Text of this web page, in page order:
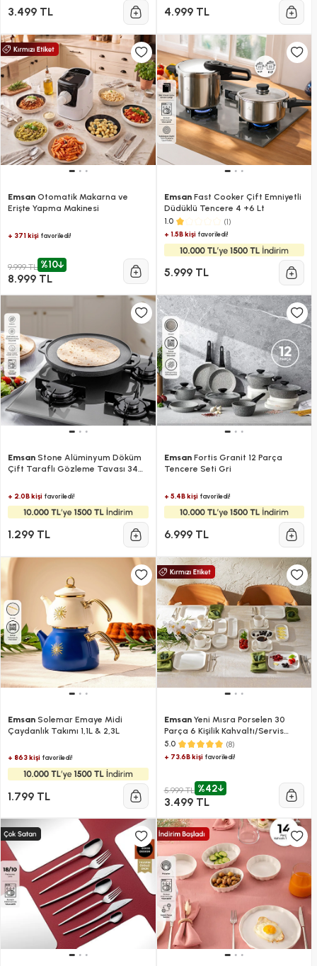
3.499 TL 4.999 TL
Emsan Otomatik Makarna ve
Erişte Yapma Makinesi
+ 371 kişi favoriledi!
9.999 TL %10
8.999 TL
EmsanFast Cooker Çift Emniyetli
Düdüklü Tencere 4 +6 Lt
1.0 (1)
+ 1.5B kişifavoriledi!
5.999 TL
Emsan Stone Alüminyum Döküm
Çift Taraflı Gözleme Tavası 34
+ 2.0B kişi favoriledi!
1.299 TL
EmsanFortis Granit 12 Parça
Tencere Seti Gri
+ 5.4B kişifavoriledi!
6.999 TL
Emsan Solemar Emaye Midi
Çaydanlık Takımı 1,1L & 2,3L
+ 863 kişi favoriledi!
1.799 TL
EmsanYeni Mısra Porselen 30
Parça 6 Kişilik Kahvaltı/Servis
Takımı Beyaz
5.0 (8)
+ 73.6B kişifavoriledi!
5.999 TL %42
3.499 TL